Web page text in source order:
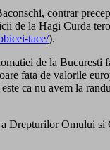
contrar
de la Hagi Curda
tace/).
de la Bucuresti
fata de valorile
ca nu avem la
Drepturilor Omului si